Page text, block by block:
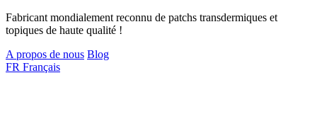
Fabricant mondialement reconnu de patchs transdermiques et
topiques de haute qualité !
A propos de nous Blog
FR Français